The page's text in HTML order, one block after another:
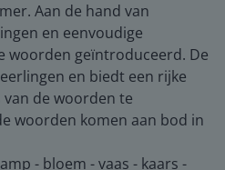
Aan de hand van
en eenvoudige
woorden geïntroduceerd. De
en biedt een rijke
de woorden te
woorden komen aan bod in
- bloem - vaas - kaars -